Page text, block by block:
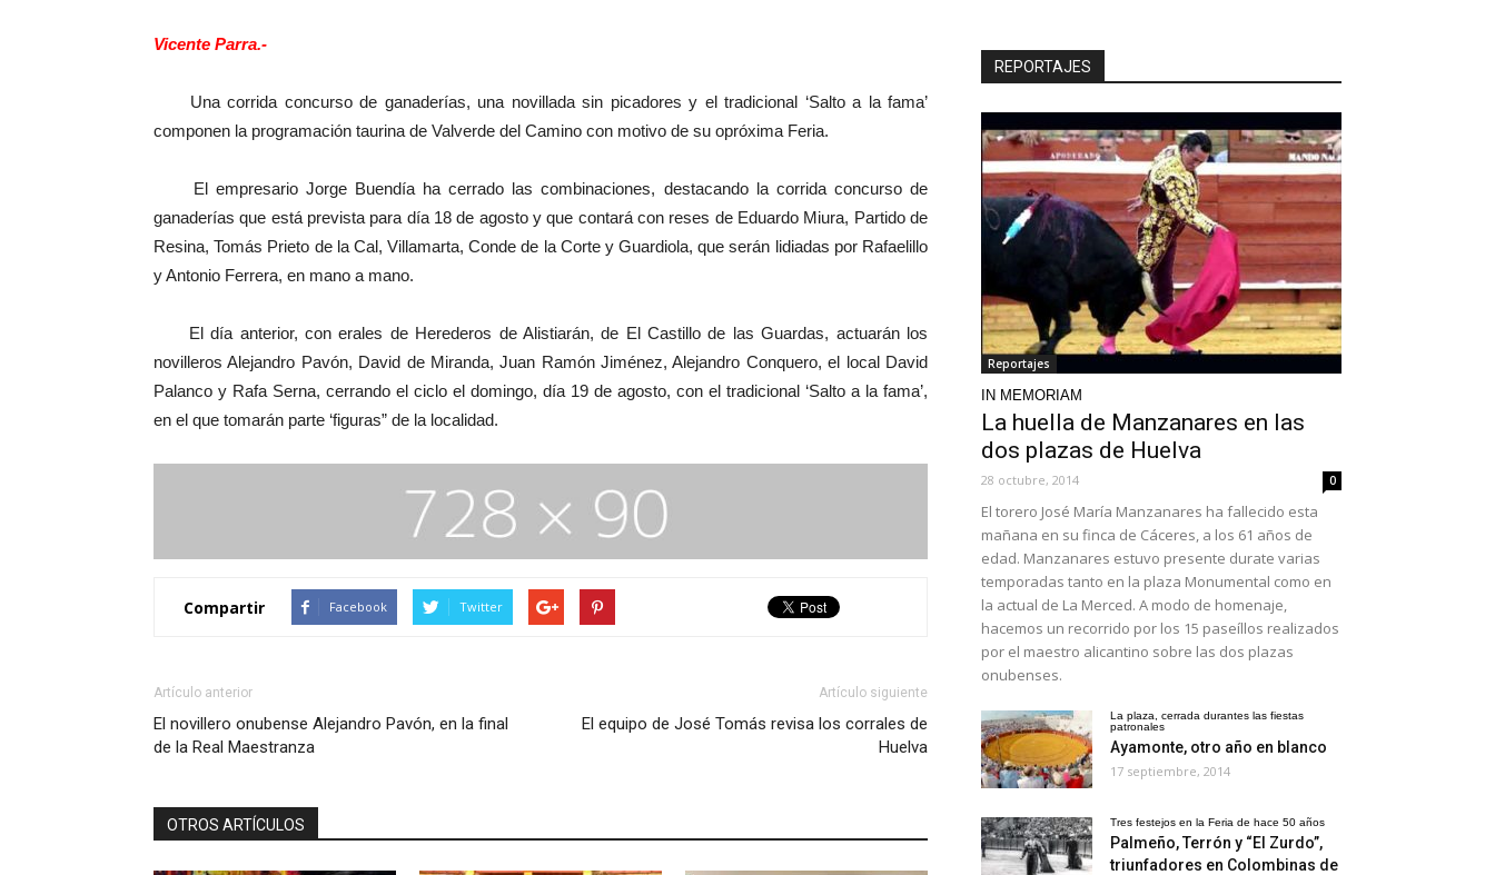
Vicente Parra.-
Una corrida concurso de ganaderías, una novillada sin picadores y el tradicional ‘Salto a la fama’
componen la programación taurina de Valverde del Camino con motivo de su opróxima Feria.
El empresario Jorge Buendía ha cerrado las combinaciones, destacando la corrida concurso de
ganaderías que está prevista para día 18 de agosto y que contará con reses de Eduardo Miura, Partido de
Resina, Tomás Prieto de la Cal, Villamarta, Conde de la Corte y Guardiola, que serán lidiadas por Rafaelillo
y Antonio Ferrera, en mano a mano.
El día anterior, con erales de Herederos de Alistiarán, de El Castillo de las Guardas, actuarán los
novilleros Alejandro Pavón, David de Miranda, Juan Ramón Jiménez, Alejandro Conquero, el local David
Palanco y Rafa Serna, cerrando el ciclo el domingo, día 19 de agosto, con el tradicional ‘Salto a la fama’,
en el que tomarán parte ‘figuras” de la localidad.
Compartir Facebook Twitter
Artículo anterior
El novillero onubense Alejandro Pavón, en la final
de la Real Maestranza
Artículo siguiente
El equipo de José Tomás revisa los corrales de
Huelva
OTROS ARTÍCULOS
REPORTAJES
Reportajes
IN MEMORIAM
La huella de Manzanares en las
dos plazas de Huelva
28 octubre, 2014 0
El torero José María Manzanares ha fallecido esta
mañana en su finca de Cáceres, a los 61 años de
edad. Manzanares estuvo presente durate varias
temporadas tanto en la plaza Monumental como en
la actual de La Merced. A modo de homenaje,
hacemos un recorrido por los 15 paseíllos realizados
por el maestro alicantino sobre las dos plazas
onubenses.
La plaza, cerrada durantes las fiestas
patronales
Ayamonte, otro año en blanco
17 septiembre, 2014
Tres festejos en la Feria de hace 50 años
Palmeño, Terrón y “El Zurdo”,
triunfadores en Colombinas de